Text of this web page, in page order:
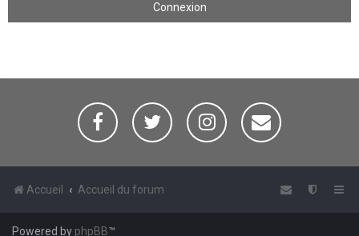
Accueil Accueil du forum
Powered by phpBB™